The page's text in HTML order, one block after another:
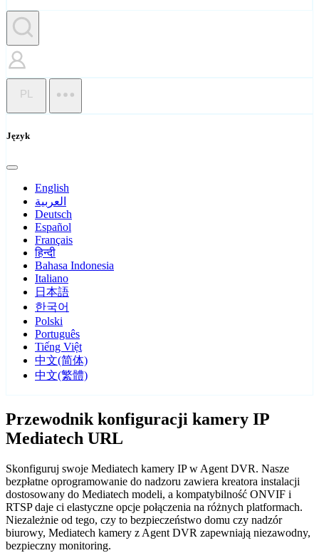
PL
Język
English
العربية
Deutsch
Español
Français
हिन्दी
Bahasa Indonesia
Italiano
日本語
한국어
Polski
Português
Tiếng Việt
中文(简体)
中文(繁體)
Przewodnik konfiguracji kamery IP
Mediatech URL
Skonfiguruj swoje Mediatech kamery IP w Agent DVR. Nasze
bezpłatne oprogramowanie do nadzoru zawiera kreatora instalacji
dostosowany do Mediatech modeli, a kompatybilność ONVIF i
RTSP daje ci elastyczne opcje połączenia na różnych platformach.
Niezależnie od tego, czy to bezpieczeństwo domu czy nadzór
biurowy, Mediatech kamery z Agent DVR zapewniają niezawodny,
bezpieczny monitoring.